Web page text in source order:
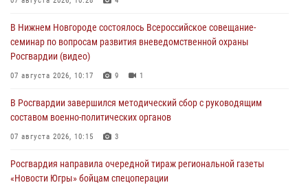
В Нижнем Новгороде состоялось Всероссийское совещание-
семинар по вопросам развития вневедомственной охраны
Росгвардии (видео)
07 августа 2026, 10:17 9 1
В Росгвардии завершился методический сбор с руководящим
составом военно-политических органов
07 августа 2026, 10:15 3
Росгвардия направила очередной тираж региональной газеты
«Новости Югры» бойцам спецоперации